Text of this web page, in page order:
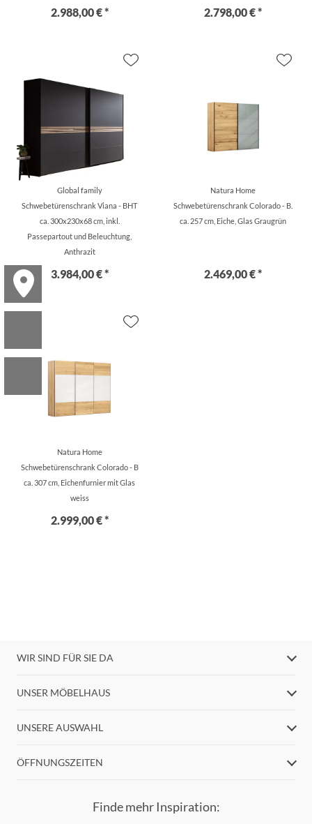
2.988,00 € * 2.798,00 € *
Global family
Schwebetürenschrank Viana - BHT
ca. 300x230x68 cm, inkl.
Passepartout und Beleuchtung,
Anthrazit
3.984,00 € *
Natura Home
Schwebetürenschrank Colorado - B.
ca. 257 cm, Eiche, Glas Graugrün
2.469,00 € *
Natura Home
Schwebetürenschrank Colorado - B
ca. 307 cm, Eichenfurnier mit Glas
weiss
2.999,00 € *
WIR SIND FÜR SIE DA
UNSER MÖBELHAUS
UNSERE AUSWAHL
ÖFFNUNGSZEITEN
Finde mehr Inspiration: